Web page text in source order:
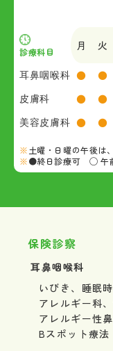
診療科目 月 火
耳鼻咽喉科 ● ●
皮膚科
● ●
美容皮膚科 ● ●
土曜・日曜の午後は
●終日診療可 ◯ 午
保険診察
耳鼻咽喉科
いびき、睡眠
アレルギー科
アレルギー性
Bスポット療法